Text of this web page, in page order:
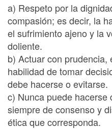
a) Respeto por la
compasión; es decir, la
el sufrimiento ajeno y la
doliente.
b) Actuar con
habilidad de tomar
debe hacerse o evitarse.
c) Nunca puede hacerse
siempre de consenso y
ética que corresponda.